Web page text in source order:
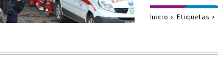
Inicio Etiquetas